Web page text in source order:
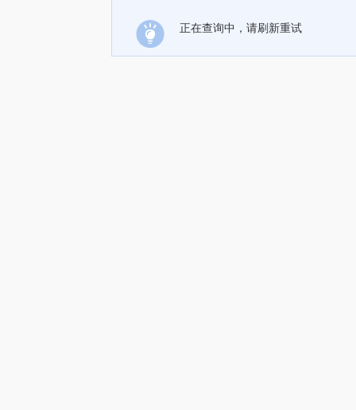
正在查询中，请刷新重试